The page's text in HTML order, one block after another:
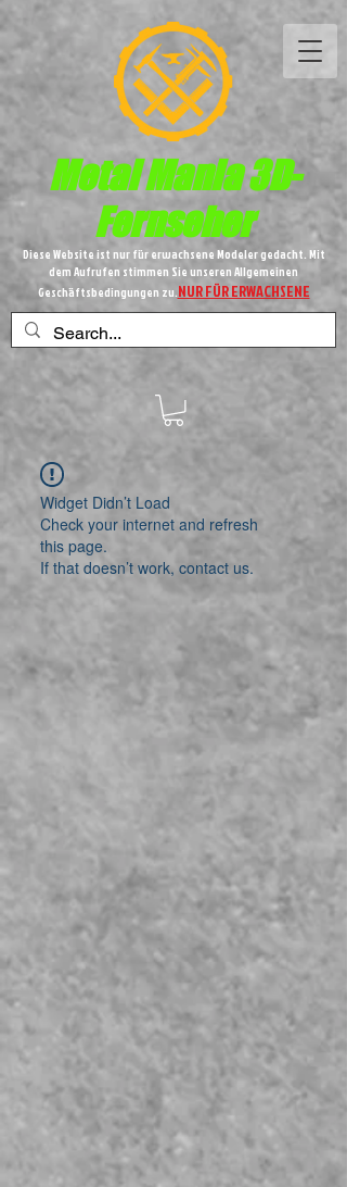
MetalMania 3D-
Fernseher
Diese Website ist nur für erwachsene Modeler gedacht. Mit
dem Aufrufen stimmen Sie unseren Allgemeinen
Geschäftsbedingungen zu.NUR FÜR ERWACHSENE
Widget Didn’t Load
Check your internet and refresh
this page.
If that doesn’t work, contact us.